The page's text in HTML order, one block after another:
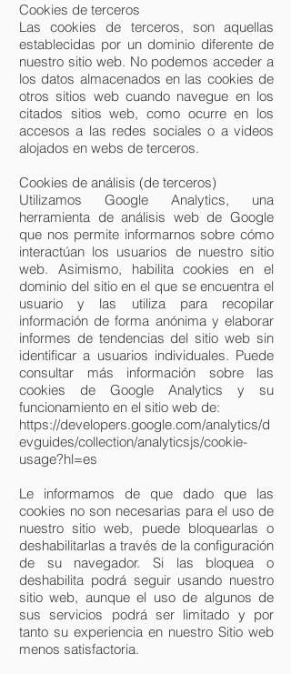
Cookies de terceros
Las cookies de terceros, son aquellas
establecidas por un dominio diferente de
nuestro sitio web. No podemos acceder a
los datos almacenados en las cookies de
otros sitios web cuando navegue en los
citados sitios web, como ocurre en los
accesos a las redes sociales o a videos
alojados en webs de terceros.
Cookies de análisis (de terceros)
Utilizamos Google Analytics, una
herramienta de análisis web de Google
que nos permite informarnos sobre cómo
interactúan los usuarios de nuestro sitio
web. Asimismo, habilita cookies en el
dominio del sitio en el que se encuentra el
usuario y las utiliza para recopilar
información de forma anónima y elaborar
informes de tendencias del sitio web sin
identificar a usuarios individuales. Puede
consultar más información sobre las
cookies de Google Analytics y su
funcionamiento en el sitio web de:
https://developers.google.com/analytics/d
evguides/collection/analyticsjs/cookie-
usage?hl=es
Le informamos de que dado que las
cookies no son necesarias para el uso de
nuestro sitio web, puede bloquearlas o
deshabilitarlas a través de la configuración
de su navegador. Si las bloquea o
deshabilita podrá seguir usando nuestro
sitio web, aunque el uso de algunos de
sus servicios podrá ser limitado y por
tanto su experiencia en nuestro Sitio web
menos satisfactoria.